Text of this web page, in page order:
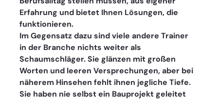
Erfahrung und bietet Ihnen Lösungen, die
funktionieren.
Im Gegensatz dazu sind viele andere Trainer
in der Branche nichts weiter als
Schaumschläger. Sie glänzen mit großen
Worten und leeren Versprechungen, aber bei
näherem Hinsehen fehlt ihnen jegliche Tiefe.
Sie haben nie selbst ein Bauprojekt geleitet